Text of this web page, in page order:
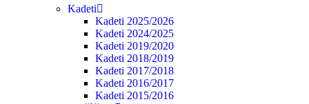
Kadeti
Kadeti 2025/2026
Kadeti 2024/2025
Kadeti 2019/2020
Kadeti 2018/2019
Kadeti 2017/2018
Kadeti 2016/2017
Kadeti 2015/2016